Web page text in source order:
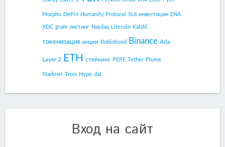
Morpho DePin Humanity Protocol SUI инвестиции ENA
XDC gram листинг Nasdaq Litecoin Kalshi
токенизация акции Robinhood Binance Ada
Layer 2 ETH стейкинг PEPE Tether Plume
Starknet Tron Hype dat
Вход на сайт